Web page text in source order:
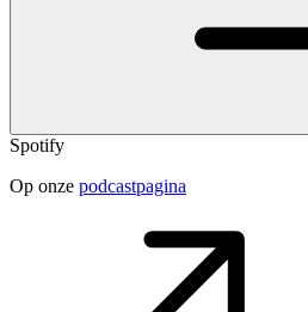
Spotify
Op onze podcastpagina